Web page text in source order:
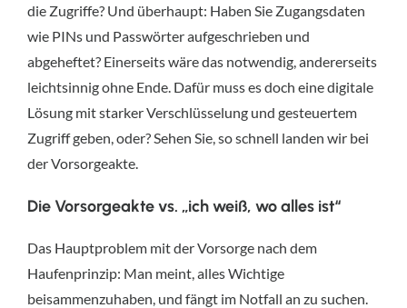
die Zugriffe? Und überhaupt: Haben Sie Zugangsdaten
wie PINs und Passwörter aufgeschrieben und
abgeheftet? Einerseits wäre das notwendig, andererseits
leichtsinnig ohne Ende. Dafür muss es doch eine digitale
Lösung mit starker Verschlüsselung und gesteuertem
Zugriff geben, oder? Sehen Sie, so schnell landen wir bei
der Vorsorgeakte.
Die Vorsorgeakte vs. „ich weiß, wo alles ist“
Das Hauptproblem mit der Vorsorge nach dem
Haufenprinzip: Man meint, alles Wichtige
beisammenzuhaben, und fängt im Notfall an zu suchen.